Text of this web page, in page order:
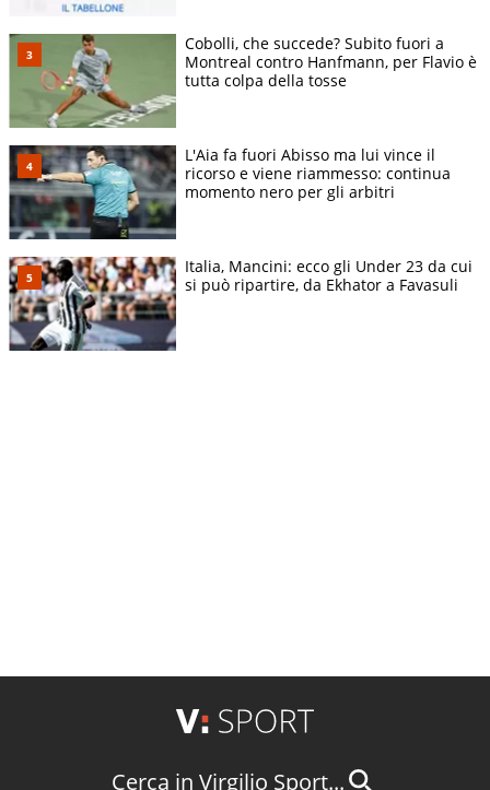
Cobolli, che succede? Subito fuori a
Montreal contro Hanfmann, per Flavio è
tutta colpa della tosse
L'Aia fa fuori Abisso ma lui vince il
ricorso e viene riammesso: continua
momento nero per gli arbitri
Italia, Mancini: ecco gli Under 23 da cui
si può ripartire, da Ekhator a Favasuli
Cerca in Virgilio Sport...